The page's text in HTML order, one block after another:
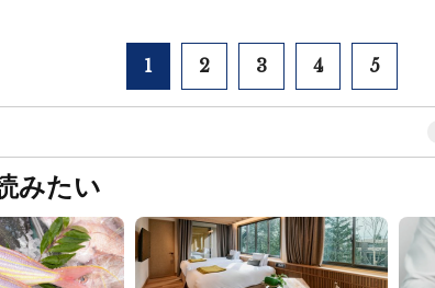
1 2 3 4 5
みたい